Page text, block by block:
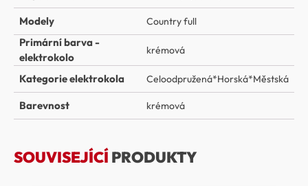
Modely Country full
Primární barva -
elektrokolo
krémová
Kategorie elektrokola Celoodpružená*Horská*Městská
Barevnost krémová
SOUVISEJÍCÍ PRODUKTY